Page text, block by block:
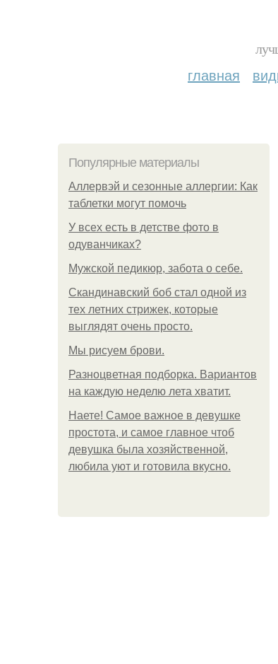
главная
Популярные материалы
Аллервэй и сезонные аллергии: Как
таблетки могут помочь
У всех есть в детстве фото в
одуванчиках?
Мужской педикюр, забота о себе.
Скандинавский боб стал одной из
тех летних стрижек, которые
выглядят очень просто.
Мы рисуем брови.
Разноцветная подборка. Вариантов
на каждую неделю лета хватит.
Наете! Самое важное в девушке
простота, и самое главное чтоб
девушка была хозяйственной,
любила уют и готовила вкусно.